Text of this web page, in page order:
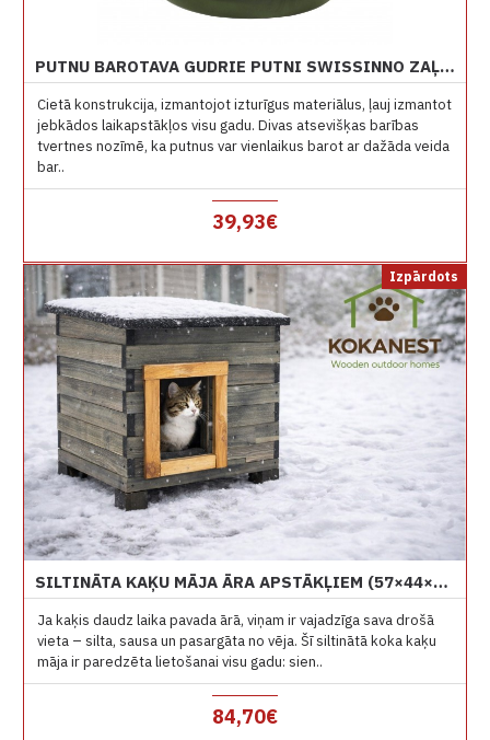
PUTNU BAROTAVA GUDRIE PUTNI SWISSINNO ZAĻA DAVOS
Cietā konstrukcija, izmantojot izturīgus materiālus, ļauj izmantot
jebkādos laikapstākļos visu gadu. Divas atsevišķas barības
tvertnes nozīmē, ka putnus var vienlaikus barot ar dažāda veida
bar..
39,93€
Izpārdots
SILTINĀTA KAĶU MĀJA ĀRA APSTĀKĻIEM (57×44×41 CM)
Ja kaķis daudz laika pavada ārā, viņam ir vajadzīga sava drošā
vieta – silta, sausa un pasargāta no vēja. Šī siltinātā koka kaķu
māja ir paredzēta lietošanai visu gadu: sien..
84,70€